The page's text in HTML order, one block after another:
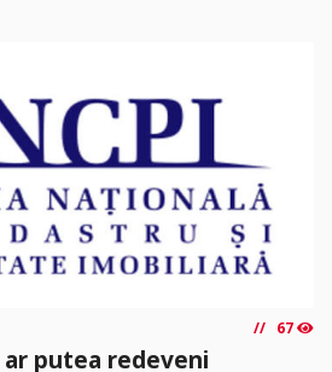
67
putea redeveni